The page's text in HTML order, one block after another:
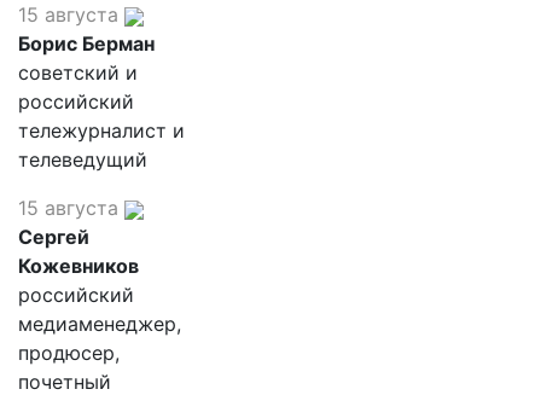
15 августа
Борис Берман
советский и
российский
тележурналист и
телеведущий
15 августа
Сергей
Кожевников
российский
медиаменеджер,
продюсер,
почетный